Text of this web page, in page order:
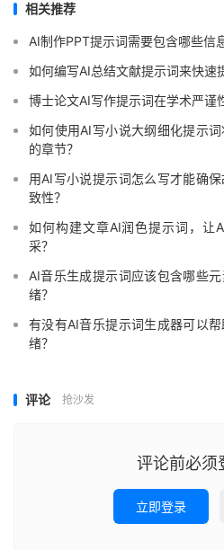
相关推荐
AI制作PPT提示词需要包含哪些信
如何编写AI总结文献提示词来快速
博士论文AI写作提示词在学术严谨
如何使用AI写小说大纲细化提示
的章节？
用AI写小说提示词怎么写才能确
致性？
如何构建文章AI润色提示词，让
采？
AI音乐生成提示词应该包含哪些
绪？
有没有AI音乐提示词生成器可以
绪？
评论 抢沙发
评论前必须
立即登录